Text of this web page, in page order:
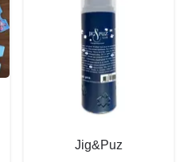
Jig&Puz